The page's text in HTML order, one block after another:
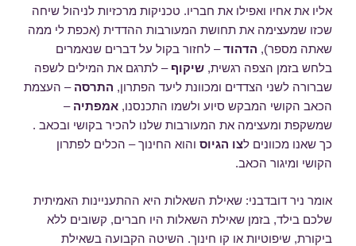
אליו את אחיו ואפילו את חבריו. טכניקות מרכזיות לניהול שיחה
שכזו שמעצימה את תחושת המעורבות ההדדית (אכפת לי ממה
שאתה מספר), הדהוד– לחזור בקול על דברים שנאמרים
בלחש בזמן הצפה רגשית, שיקוף– לתרגם את המילים לשפה
שברורה לשני הצדדים ומכוונת ליעד הפתרון, התרסה – העצמת
הכאב הקושי המבקש סיוע ולשמו התכנסנו, אמפתיה –
שמשקפת ומעצימה את המעורבות שלנו להכיר בקושי ובכאב .
כך שאנו מכוונים לצו הגיוס והוא החינוך – הכלים לפתרון
הקושי ומיגור הכאב.
אומר ניר דובדבני: שאילת השאלות היא ההתעניינות האמיתית
שלכם בילד, בזמן שאילת השאלות היו חברים, קשובים ללא
ביקורת, שיפוטיות או קו חינוך. השיטה הקבועה בשאילת